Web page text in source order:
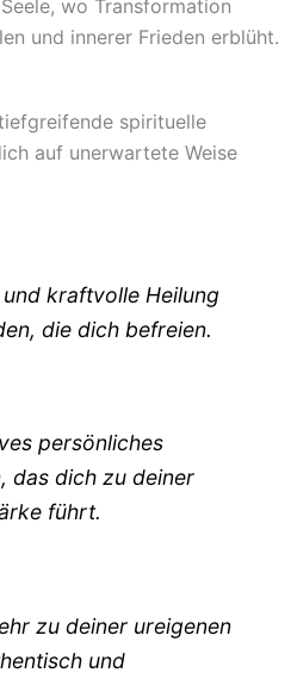
wo Transformation
und innerer Frieden erblüht.
spirituelle
auf unerwartete Weise
kraftvolle Heilung
die dich befreien.
persönliches
das dich zu deiner
führt.
zu deiner ureigenen
und